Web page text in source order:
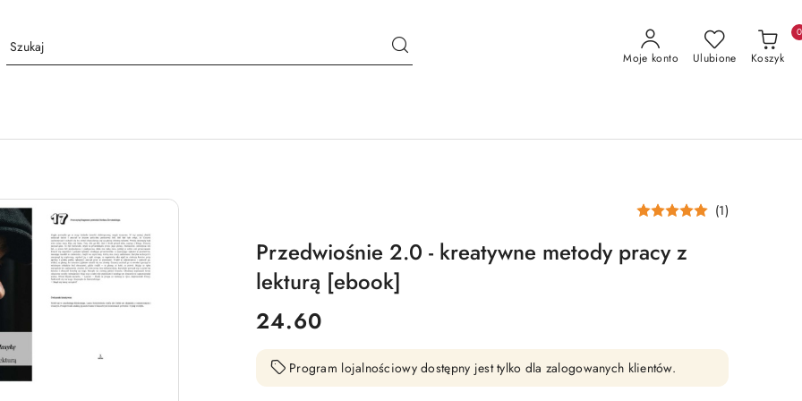
Moje konto Ulubione Koszyk
0
(1)
Przedwiośnie 2.0 - kreatywne metody pracy z
lekturą [ebook]
cena:
24.60
Program lojalnościowy dostępny jest tylko dla zalogowanych klientów.